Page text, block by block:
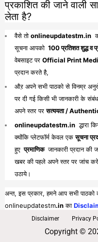
प्रकाशित की जाने वाली
लेता है?
वैसे तो onlineupdatestm.in
सूचना आपको 100 प्रतिशत शुद्ध व
वेबसाइट पर Official Print
प्रदान करते है,
औऱ अपने सभी पाठको से विनम्र
पर दी गई किसी भी जानकारी के
अपने स्तर परसत्ययता /
onlineupdatestm.in द्धारा
क्योंकि प्लेटफॉर्म केवल एकसूचना
हुए प्रमाणिक जानकारी प्रदान की
खबर की पहले अपने स्तर पर जांच
उठाये।
अन्त, इस प्रकार, हमने आप सभी पाठको
onlineupdatestm.inका
पूरा व भरपूर लाभ प्राप्त कर सकें।
Disclaimer Privacy
Copyright ©